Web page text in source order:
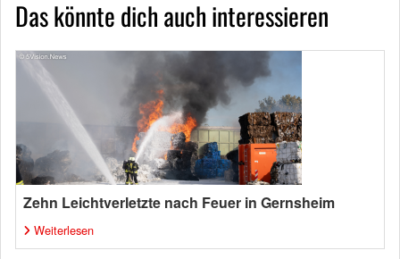
Das könnte dich auch interessieren
Zehn Leichtverletzte nach Feuer in Gernsheim
Weiterlesen